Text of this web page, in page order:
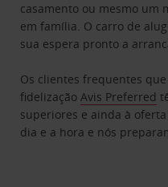
casamento ou mesmo um
em família. O carro de
sua espera pronto a
Os clientes frequentes
fidelizaçãoAvis Preferred
superiores e ainda à
dia e a hora e nós